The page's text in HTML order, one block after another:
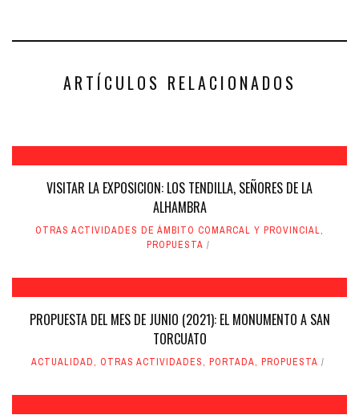
en en
ARTÍCULOS RELACIONADOS
VISITAR LA EXPOSICION: LOS TENDILLA, SEÑORES DE LA
ALHAMBRA
OTRAS ACTIVIDADES DE ÁMBITO COMARCAL Y PROVINCIAL,
PROPUESTA
PROPUESTA DEL MES DE JUNIO (2021): EL MONUMENTO A SAN
TORCUATO
ACTUALIDAD, OTRAS ACTIVIDADES, PORTADA, PROPUESTA